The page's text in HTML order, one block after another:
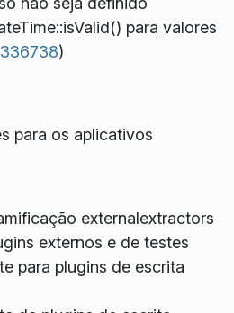
para valores
336738)
para os aplicativos
externalextractors
externos e de testes
para plugins de escrita